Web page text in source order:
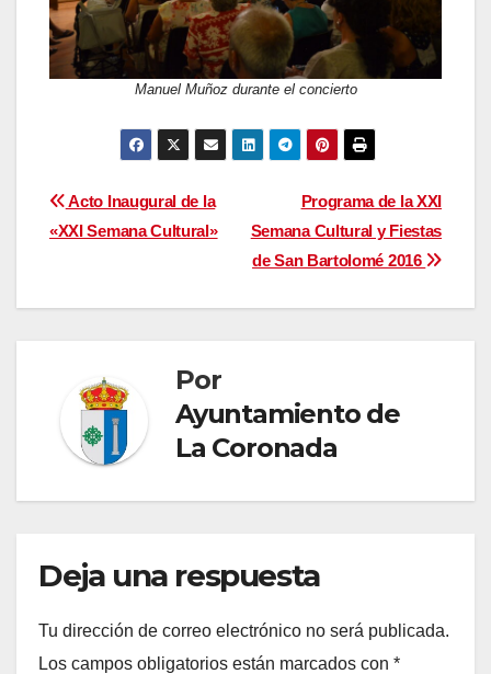
Manuel Muñoz durante el concierto
Navegación
de
entradas
Programa de la XXI
Semana Cultural y Fiestas
de San Bartolomé 2016
Acto Inaugural de la
«XXI Semana Cultural»
Por
Ayuntamiento de
La Coronada
Deja una respuesta
Tu dirección de correo electrónico no será publicada.
Los campos obligatorios están marcados con *